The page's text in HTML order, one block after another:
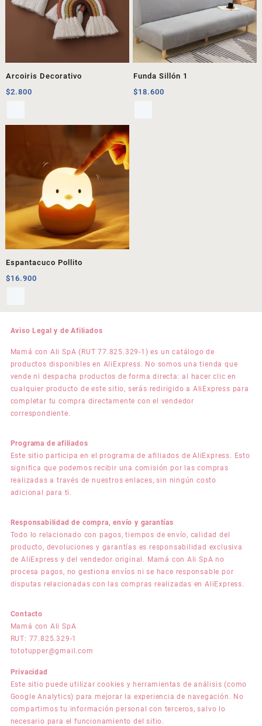
Arcoiris Decorativo
$2.800
Funda Sillón 1
$18.600
Espantacuco Pollito
$16.900
Aviso Legal y de Afiliados
Mamá con Ali SpA (RUT 77.825.329-1) es un catálogo de
productos disponibles en AliExpress. No somos una tienda que
vende ni despacha productos de forma directa: al hacer clic en
cualquier producto de este sitio, serás redirigido a AliExpress para
completar tu compra directamente con el vendedor
correspondiente.
Programa de afiliados
Este sitio participa en el programa de afiliados de AliExpress. Esto
significa que podemos recibir una comisión por las compras
realizadas a través de nuestros enlaces, sin ningún costo
adicional para ti.
Responsabilidad de compra, envío y garantías
Todo lo relacionado con pagos, tiempos de envío, calidad del
producto, devoluciones y garantías es responsabilidad exclusiva
de AliExpress y del vendedor original. Mamá con Ali SpA no
procesa pagos, no gestiona envíos ni se hace responsable por
disputas relacionadas con las compras realizadas en AliExpress.
Contacto
Mamá con Ali SpA
RUT: 77.825.329-1
tototupper@gmail.com
Privacidad
Este sitio puede utilizar cookies y herramientas de análisis (como
Google Analytics) para mejorar la experiencia de navegación. No
compartimos tu información personal con terceros, salvo lo
necesario para el funcionamiento del sitio.